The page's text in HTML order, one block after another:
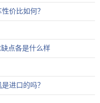
价比如何？
点各是什么样
进口的吗？